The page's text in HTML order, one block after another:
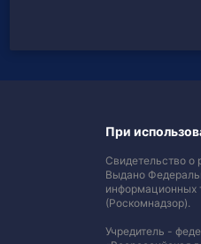
При
Свидетельство
Выдано
информационных
(Роскомнадзор).
Учредитель -